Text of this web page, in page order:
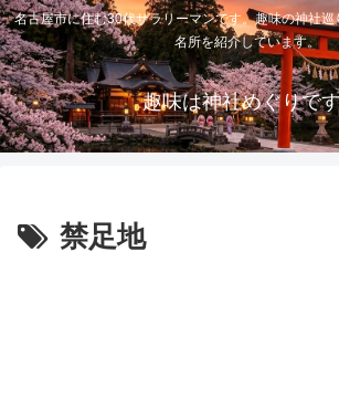
名古屋市に住む30代サラリーマンです。趣味の神社
名所を紹介しています。
趣味は神社めぐりで
禁足地